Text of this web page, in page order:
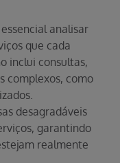
analisar
que cada
inclui consultas,
complexos, como
desagradáveis
garantindo
realmente